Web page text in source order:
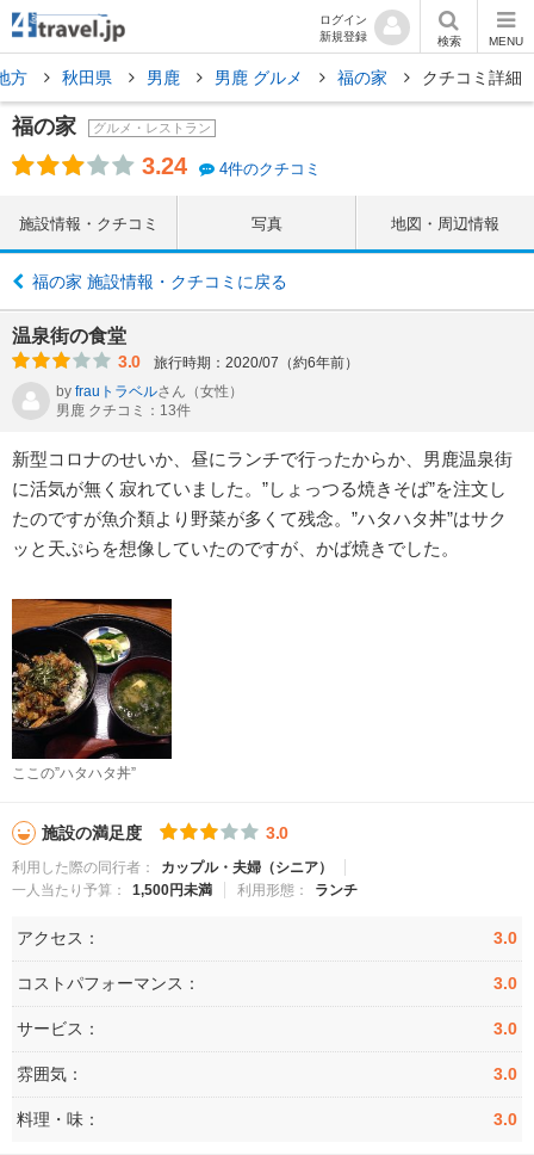
ログイン
新規登録
検索 MENU
方 秋田県 男鹿 男鹿 グルメ 福の家 クチコミ詳細
福の家 グルメ・レストラン
3.24 4件のクチコミ
施設情報・クチコミ 写真 地図・周辺情報
福の家 施設情報・クチコミに戻る
温泉街の食堂
3.0
旅行時期：2020/07（約6年前）
by frauトラベルさん （女性）
男鹿 クチコミ：13件
新型コロナのせいか、昼にランチで行ったからか、男鹿温泉街
に活気が無く寂れていました。”しょっつる焼きそば”を注文し
たのですが魚介類より野菜が多くて残念。”ハタハタ丼”はサク
ッと天ぷらを想像していたのですが、かば焼きでした。
ここの”ハタハタ丼”
施設の満足度 3.0
利用した際の同行者：
カップル・夫婦（シニア）
一人当たり予算：
1,500円未満 利用形態： ランチ
アクセス： 3.0
コストパフォーマンス： 3.0
サービス： 3.0
雰囲気： 3.0
料理・味： 3.0